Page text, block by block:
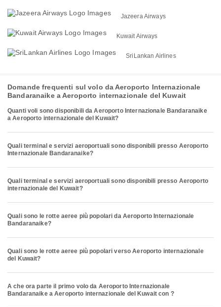
Jazeera Airways
Kuwait Airways
SriLankan Airlines
Domande frequenti sul volo da Aeroporto Internazionale
Bandaranaike a Aeroporto internazionale del Kuwait
Quanti voli sono disponibili da Aeroporto Internazionale Bandaranaike
a Aeroporto internazionale del Kuwait?
Quali terminal e servizi aeroportuali sono disponibili presso Aeroporto
Internazionale Bandaranaike?
Quali terminal e servizi aeroportuali sono disponibili presso Aeroporto
internazionale del Kuwait?
Quali sono le rotte aeree più popolari da Aeroporto Internazionale
Bandaranaike?
Quali sono le rotte aeree più popolari verso Aeroporto internazionale
del Kuwait?
A che ora parte il primo volo da Aeroporto Internazionale
Bandaranaike a Aeroporto internazionale del Kuwait con ?